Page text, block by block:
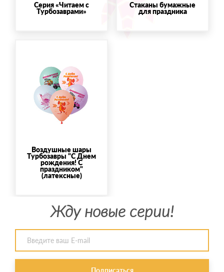
Серия «Читаем с
Турбозаврами»
Стаканы бумажные
для праздника
Воздушные шары
Турбозавры "С Днем
рождения! С
праздником"
(латексные)
Жду новые серии!
Подписаться